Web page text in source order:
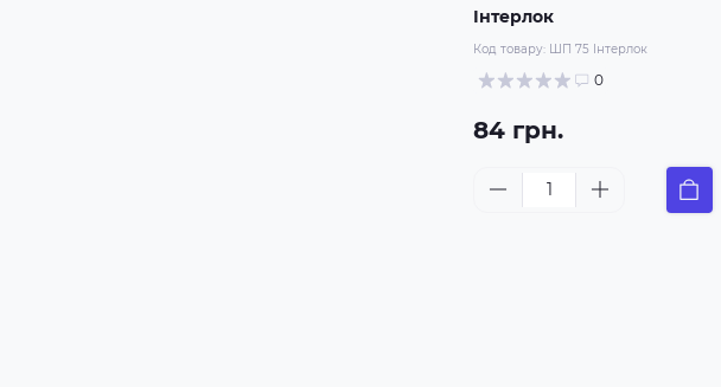
Інтерлок
Код товару: ШП 75 Інтерлок
0
84 грн.